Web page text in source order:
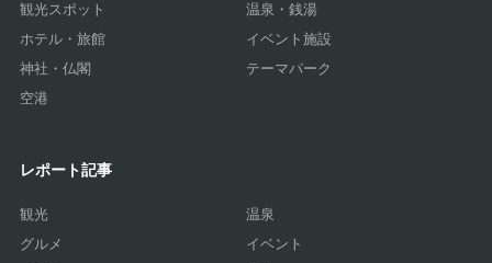
観光スポット
温泉・銭湯
ホテル・旅館
イベント施設
神社・仏閣
テーマパーク
空港
レポート記事
観光
温泉
グルメ
イベント